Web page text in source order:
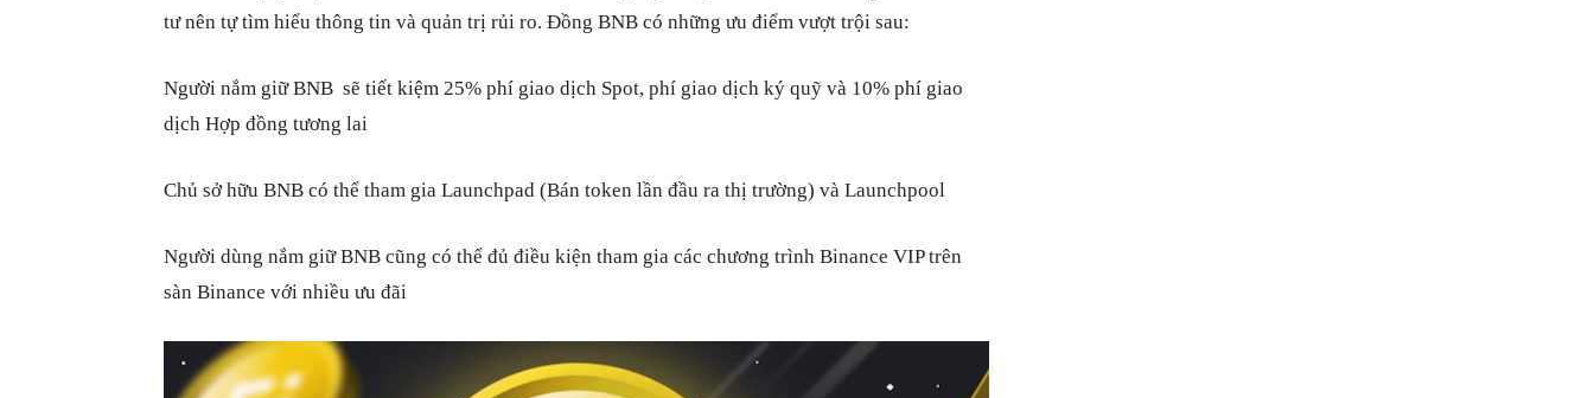
tư nên tự tìm hiểu thông tin và quản trị rủi ro. Đồng BNB có những ưu điểm vượt trội sau:
Người nắm giữ BNB sẽ tiết kiệm 25% phí giao dịch Spot, phí giao dịch ký quỹ và 10% phí giao
dịch Hợp đồng tương lai
Chủ sở hữu BNB có thể tham gia Launchpad (Bán token lần đầu ra thị trường) và Launchpool
Người dùng nắm giữ BNB cũng có thể đủ điều kiện tham gia các chương trình Binance VIP trên
sàn Binance với nhiều ưu đãi